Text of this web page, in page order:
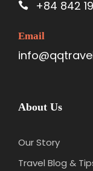
+84 842
Email
About Us
Our Story
Travel Blog &